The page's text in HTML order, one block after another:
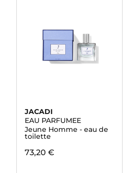
JACADI
EAU PARFUMEE
Jeune Homme - eau de
toilette
73,20 €